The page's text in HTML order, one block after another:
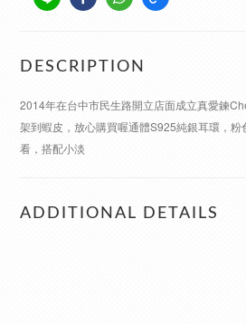
DESCRIPTION
2014年在台中市民生路開立店面成立真愛鍊
架到蝦皮，放心購買喔通體S925純銀耳環，
看，搭配小淡
ADDITIONAL DETAILS